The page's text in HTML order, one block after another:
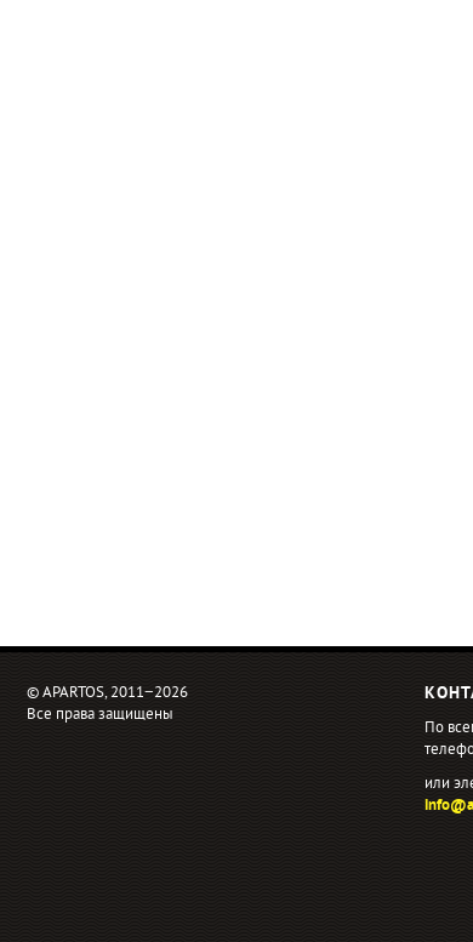
© APARTOS, 2011−2026
Все права защищены
По
или